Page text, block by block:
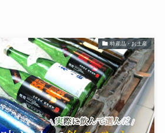
特産品・お土産